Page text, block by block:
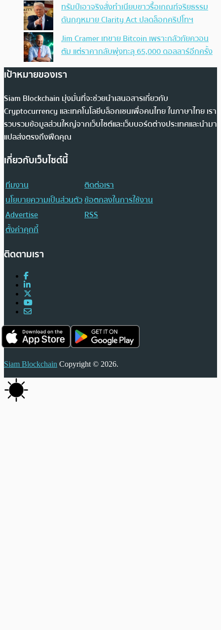
ทรัมป์เอาจริง สั่งทำเนียบขาวรื้อเกณฑ์จริยธรรม
ดันกฎหมาย Clarity Act ปลดล็อกคริปโทฯ
Jim Cramer เทขาย Bitcoin เพราะกลัวภัยควอน
ตัม แต่ราคากลับพุ่งทะลุ 65,000 ดอลลาร์อีกครั้ง
เป้าหมายของเรา
Siam Blockchain มุ่งมั่นที่จะช่วยนำเสนอสารเกี่ยวกับ
Cryptocurrency และเทคโนโลยีบล็อกเชนเพื่อคนไทย ในภาษาไทย เรา
รวบรวมข้อมูลส่วนใหญ่จากเว็บไซต์และเว็บบอร์ดต่างประเทศและนำมา
แปลส่งตรงถึงฟีดคุณ
เกี่ยวกับเว็บไซต์นี้
ทีมงาน
ติดต่อเรา
นโยบายความเป็นส่วนตัวข้อตกลงในการใช้งาน
Advertise
RSS
ตั้งค่าคุกกี้
ติดตามเรา
Siam Blockchain Copyright © 2026.